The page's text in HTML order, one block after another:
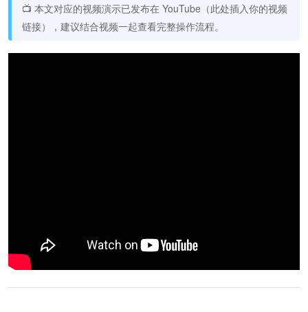
📺 本文对应的视频演示已发布在 YouTube（此处插入你的视频
链接），建议结合视频一起查看完整操作流程。